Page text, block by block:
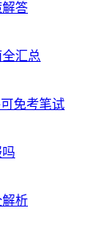
答
汇总
免考笔试
解析